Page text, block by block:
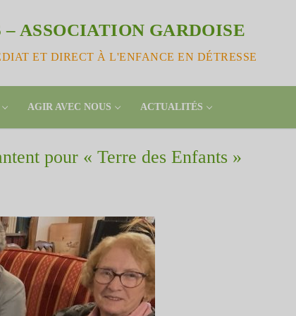
ASSOCIATION GARDOISE
ET DIRECT À L'ENFANCE EN DÉTRESSE
AGIR AVEC NOUS ACTUALITÉS
pour « Terre des Enfants »